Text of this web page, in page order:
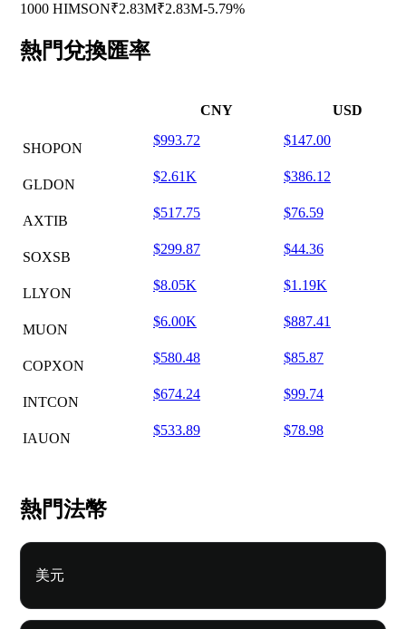
1000 HIMSON₹2.83M₹2.83M-5.79%
熱門兌換匯率
CNY USD
SHOPON
$993.72 $147.00
GLDON
$2.61K $386.12
AXTIB
$517.75 $76.59
SOXSB
$299.87 $44.36
LLYON
$8.05K $1.19K
MUON
$6.00K $887.41
COPXON
$580.48 $85.87
INTCON
$674.24 $99.74
IAUON
$533.89 $78.98
熱門法幣
美元